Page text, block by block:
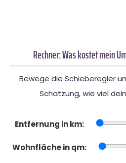
Rechner: Was kostet mein
Bewege die Schieberegler
Schätzung, wie viel
Entfernung in km:
Wohnfläche in qm: